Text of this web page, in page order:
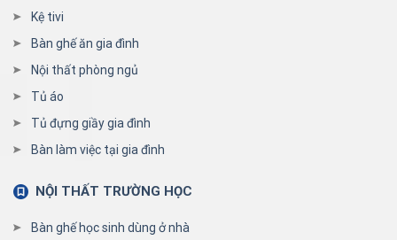
Kệ tivi
Bàn ghế ăn gia đình
Nội thất phòng ngủ
Tủ áo
Tủ đựng giầy gia đình
Bàn làm việc tại gia đình
NỘI THẤT TRƯỜNG HỌC
Bàn ghế học sinh dùng ở nhà